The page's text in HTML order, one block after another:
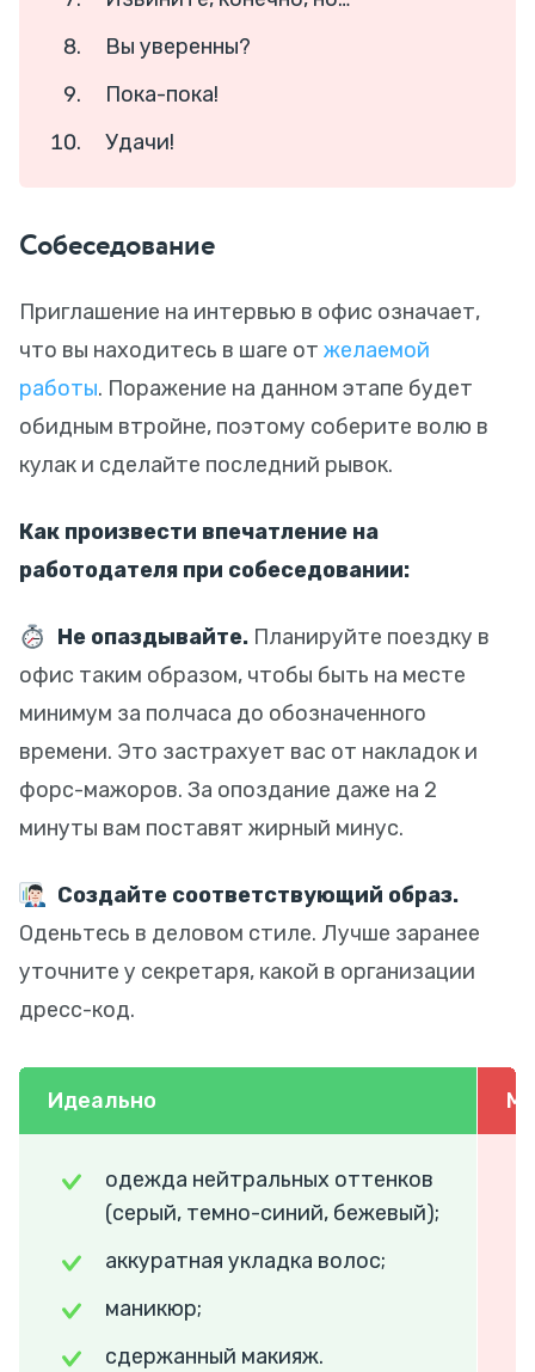
Вы уверенны?
Пока-пока!
Удачи!
Собеседование
Приглашение на интервью в офис означает,
что вы находитесь в шаге от желаемой
работы. Поражение на данном этапе будет
обидным втройне, поэтому соберите волю в
кулак и сделайте последний рывок.
Как произвести впечатление на
работодателя при собеседовании:
Не опаздывайте.Планируйте поездку в
офис таким образом, чтобы быть на месте
минимум за полчаса до обозначенного
времени. Это застрахует вас от накладок и
форс-мажоров. За опоздание даже на 2
минуты вам поставят жирный минус.
Создайте соответствующий образ.
Оденьтесь в деловом стиле. Лучше заранее
уточните у секретаря, какой в организации
дресс-код.
Идеально
одежда нейтральных оттенков
(серый, темно-синий, бежевый);
аккуратная укладка волос;
маникюр;
сдержанный макияж.